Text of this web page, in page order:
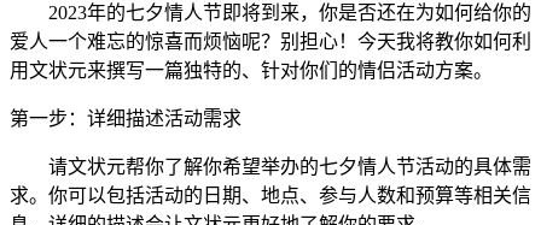
2023年的七夕情人节即将到来，你是否还在为如何给你的
爱人一个难忘的惊喜而烦恼呢？别担心！今天我将教你如何利
用文状元来撰写一篇独特的、针对你们的情侣活动方案。
第一步：详细描述活动需求
请文状元帮你了解你希望举办的七夕情人节活动的具体需
求。你可以包括活动的日期、地点、参与人数和预算等相关信